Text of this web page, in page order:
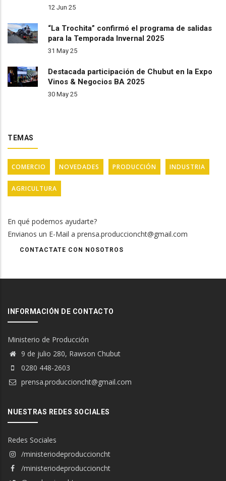
12 Jun 25
“La Trochita” confirmó el programa de salidas
para la Temporada Invernal 2025
31 May 25
Destacada participación de Chubut en la Expo
Vinos & Negocios BA 2025
30 May 25
TEMAS
COMERCIO NOVEDADES PRODUCCIÓN INDUSTRIA
AGRICULTURA
En qué podemos ayudarte?
Envianos un E-Mail a prensa.produccioncht@gmail.com
CONTACTATE CON NOSOTROS
INFORMACIÓN DE CONTACTO
Ministerio de Producción
9 de julio 280, Rawson Chubut
0280 448-2603
prensa.produccioncht@gmail.com
NUESTRAS REDES SOCIALES
Redes Sociales
/ministeriodeproduccioncht
/ministeriodeproduccioncht